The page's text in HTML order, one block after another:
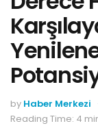
by Haber Merkezi
Reading Time: 4